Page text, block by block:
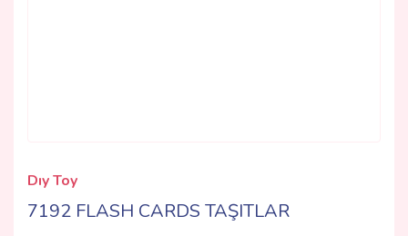
Dıy Toy
7192 FLASH CARDS TAŞITLAR